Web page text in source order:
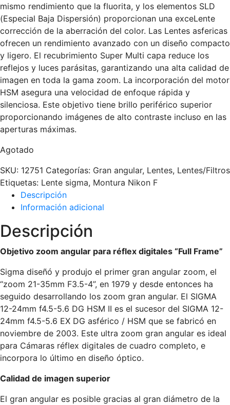
mismo rendimiento que la fluorita, y los elementos SLD
(Especial Baja Dispersión) proporcionan una exceLente
corrección de la aberración del color. Las Lentes asfericas
ofrecen un rendimiento avanzado con un diseño compacto
y ligero. El recubrimiento Super Multi capa reduce los
reflejos y luces parásitas, garantizando una alta calidad de
imagen en toda la gama zoom. La incorporación del motor
HSM asegura una velocidad de enfoque rápida y
silenciosa. Este objetivo tiene brillo periférico superior
proporcionando imágenes de alto contraste incluso en las
aperturas máximas.
Agotado
SKU: 12751 Categorías: Gran angular, Lentes, Lentes/Filtros
Etiquetas: Lente sigma, Montura Nikon F
Descripción
Información adicional
Descripción
Objetivo zoom angular para réflex digitales “Full Frame”
Sigma diseñó y produjo el primer gran angular zoom, el
“zoom 21-35mm F3.5-4”, en 1979 y desde entonces ha
seguido desarrollando los zoom gran angular. El SIGMA
12-24mm f4.5-5.6 DG HSM II es el sucesor del SIGMA 12-
24mm f4.5-5.6 EX DG asférico / HSM que se fabricó en
noviembre de 2003. Este ultra zoom gran angular es ideal
para Cámaras réflex digitales de cuadro completo, e
incorpora lo último en diseño óptico.
Calidad de imagen superior
El gran angular es posible gracias al gran diámetro de la